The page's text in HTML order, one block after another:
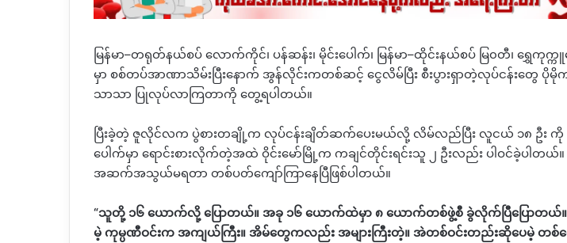
မြန်မာ–တရုတ်နယ်စပ် လောက်ကိုင်၊ ပန်ဆန်း၊ မိုင်းပေါက်၊ မြန်မာ–ထိုင်းနယ်စပ် မြ၀တီ၊ ရွှေကုက္
မှာ စစ်တပ်အာဏာသိမ်းပြီးနောက် အွန်လိုင်းကတစ်ဆင့် ငွေလိမ်ပြီး စီးပွားရှာတဲ့လုပ်ငန်းတွေ ပိုမို
သာသာ ပြုလုပ်လာကြတာကို တွေ့ရပါတယ်။
ပြီးခဲ့တဲ့ ဇူလိုင်လက ပွဲစားတချို့က လုပ်ငန်းချိတ်ဆက်ပေးမယ်လို့ လိမ်လည်ပြီး လူငယ် ၁၈ ဦး ကို
ပေါက်မှာ ရောင်းစားလိုက်တဲ့အထဲ ဝိုင်းမော်မြို့က ကချင်တိုင်းရင်းသူ ၂ ဦးလည်း ပါဝင်ခဲ့ပါတယ်။
အဆက်အသွယ်မရတာ တစ်ပတ်ကျော်ကြာနေပြီဖြစ်ပါတယ်။
“သူတို့ ၁၆ ယောက်လို့ ပြောတယ်။ အခု ၁၆ ယောက်ထဲမှာ ၈ ယောက်တစ်ဖွဲ့စီ ခွဲလိုက်ပြီပြောတ
မဲ့ ကုမ္ပဏီဝင်းက အကျယ်ကြီး။ အိမ်တွေကလည်း အများကြီးတဲ့။ အဲတစ်ဝင်းတည်းဆိုပေမဲ့ တ